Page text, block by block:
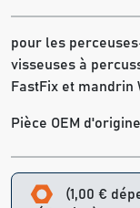
pour les
visseuses à
FastFix et mandrin
Pièce OEM
(1,00 €